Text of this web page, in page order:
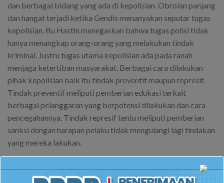
dan berbagai bidang yang ada di kepolisian. Obrolan panjang
dan hangat terjadi ketika Gendis menanyakan seputar tugas
kepolisian. Bu Hastin menegaskan bahwa tugas polisi tidak
hanya menangkap orang-orang yang melakukan tindak
kriminal. Justru tugas utama kepolisian ada pada ranah
menjaga ketertiban masyarakat. Berbagai cara dilakukan
pihak kepolisian baik itu tindak preventif maupun represif.
Tindak preventif meliputi pemberian edukasi terkait
berbagai pelanggaran yang berpotensi dilakukan dan cara
pencegahannya. Tindak represif tentu meliputi pemberian
sanksi dengan harapan pelaku tidak mengulangi lagi tindakan
yang mereka lakukan.
Gendis tidak bisa menyembunyikan ekspresi terkejut ketika
menerima jawaban dari pertanyaan seputar apakah mungkin